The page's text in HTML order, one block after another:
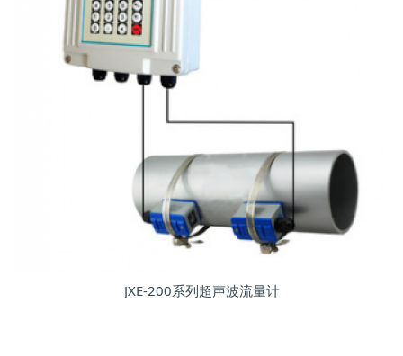
JXE-200系列超声波流量计